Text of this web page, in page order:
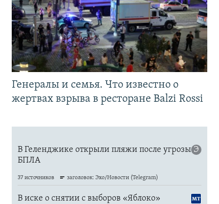
Генералы и семья. Что известно о
жертвах взрыва в ресторане Balzi Rossi